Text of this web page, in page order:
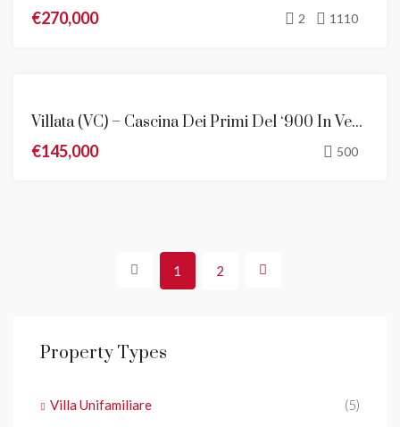
€270,000
2 1110
Villata (VC) – Cascina Dei Primi Del ‘900 In Vendita
€145,000
500
1 2
Property Types
Villa Unifamiliare
(5)